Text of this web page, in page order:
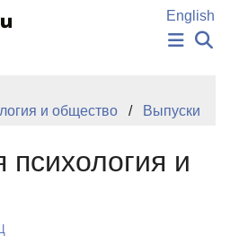
English
ИЗДАНИЯ
ЗНАНИЙ
и общество
Выпуски
и